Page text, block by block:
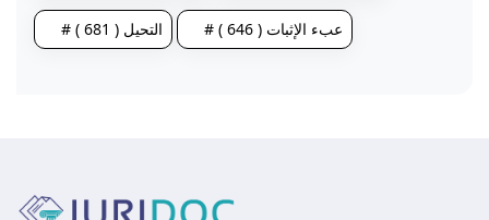
# التحيل ( 681 ) # عبء الإثبات ( 646 )